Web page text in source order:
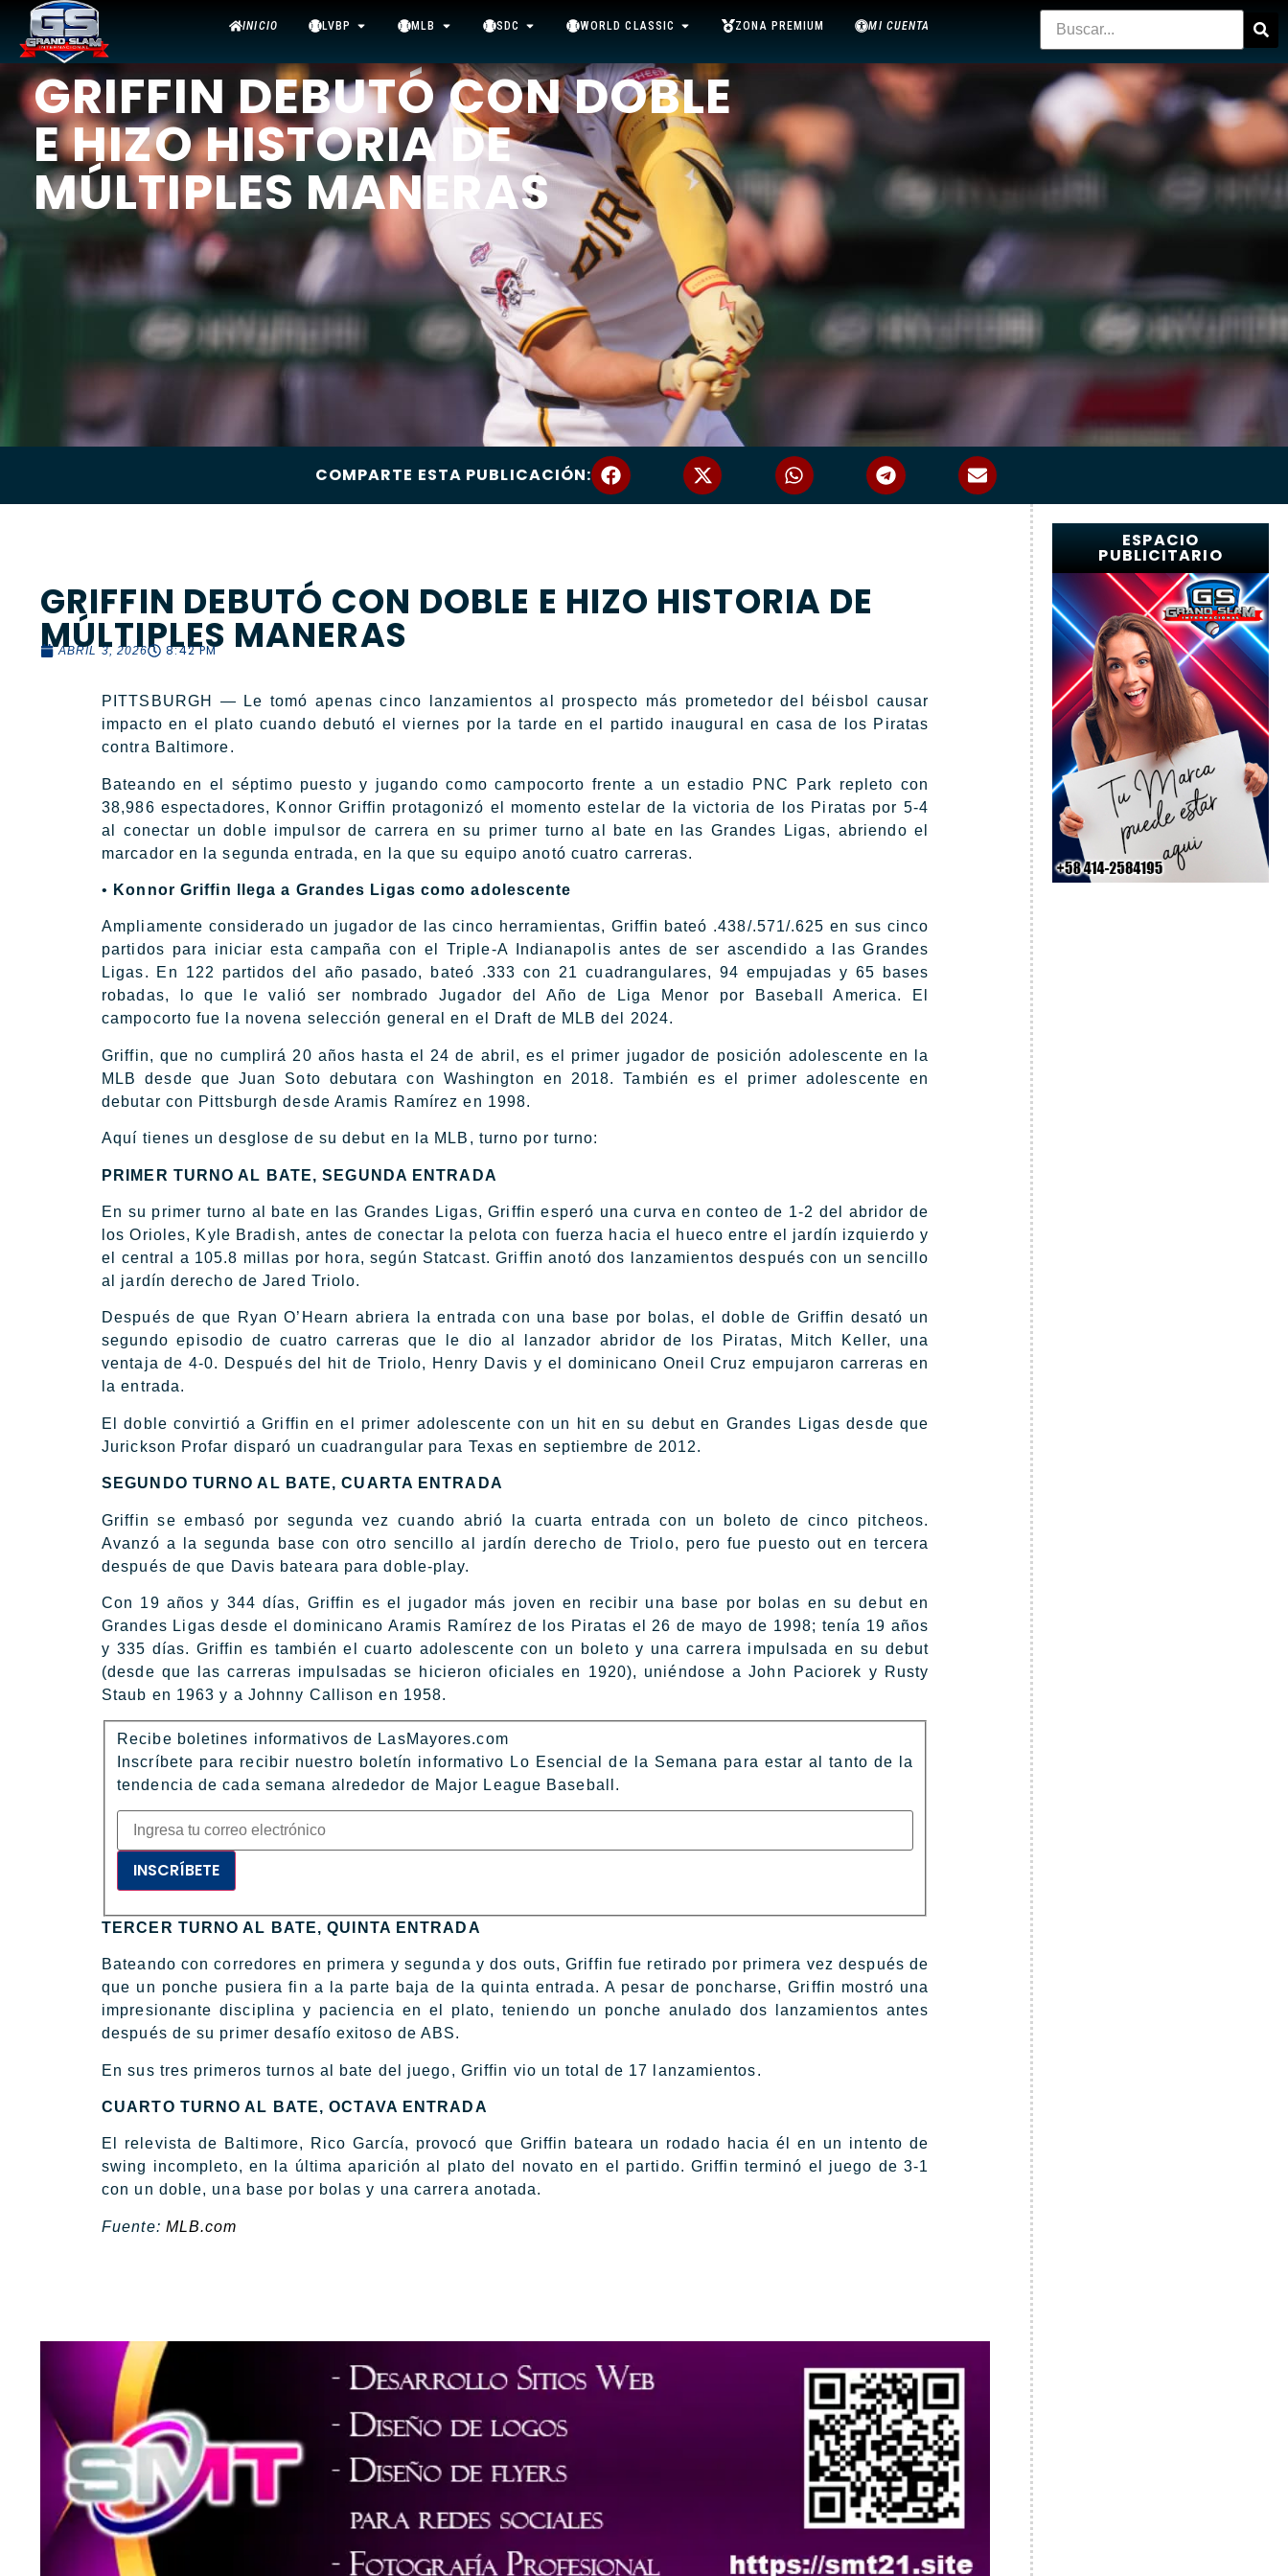
INICIO LVBP MLB SDC WORLD CLASSIC ZONA PREMIUM MI CUENTA
GRIFFIN DEBUTÓ CON DOBLE
E HIZO HISTORIA DE
MÚLTIPLES MANERAS
COMPARTE ESTA PUBLICACIÓN:
GRIFFIN DEBUTÓ CON DOBLE E HIZO HISTORIA DE
MÚLTIPLES MANERAS
ABRIL 3, 2026 8:42 PM
PITTSBURGH — Le tomó apenas cinco lanzamientos al prospecto más prometedor del béisbol causar
impacto en el plato cuando debutó el viernes por la tarde en el partido inaugural en casa de los Piratas
contra Baltimore.
Bateando en el séptimo puesto y jugando como campocorto frente a un estadio PNC Park repleto con
38,986 espectadores, Konnor Griffin protagonizó el momento estelar de la victoria de los Piratas por 5-4
al conectar un doble impulsor de carrera en su primer turno al bate en las Grandes Ligas, abriendo el
marcador en la segunda entrada, en la que su equipo anotó cuatro carreras.
• Konnor Griffin llega a Grandes Ligas como adolescente
Ampliamente considerado un jugador de las cinco herramientas, Griffin bateó .438/.571/.625 en sus cinco
partidos para iniciar esta campaña con el Triple-A Indianapolis antes de ser ascendido a las Grandes
Ligas. En 122 partidos del año pasado, bateó .333 con 21 cuadrangulares, 94 empujadas y 65 bases
robadas, lo que le valió ser nombrado Jugador del Año de Liga Menor por Baseball America. El
campocorto fue la novena selección general en el Draft de MLB del 2024.
Griffin, que no cumplirá 20 años hasta el 24 de abril, es el primer jugador de posición adolescente en la
MLB desde que Juan Soto debutara con Washington en 2018. También es el primer adolescente en
debutar con Pittsburgh desde Aramis Ramírez en 1998.
Aquí tienes un desglose de su debut en la MLB, turno por turno:
PRIMER TURNO AL BATE, SEGUNDA ENTRADA
En su primer turno al bate en las Grandes Ligas, Griffin esperó una curva en conteo de 1-2 del abridor de
los Orioles, Kyle Bradish, antes de conectar la pelota con fuerza hacia el hueco entre el jardín izquierdo y
el central a 105.8 millas por hora, según Statcast. Griffin anotó dos lanzamientos después con un sencillo
al jardín derecho de Jared Triolo.
Después de que Ryan O’Hearn abriera la entrada con una base por bolas, el doble de Griffin desató un
segundo episodio de cuatro carreras que le dio al lanzador abridor de los Piratas, Mitch Keller, una
ventaja de 4-0. Después del hit de Triolo, Henry Davis y el dominicano Oneil Cruz empujaron carreras en
la entrada.
El doble convirtió a Griffin en el primer adolescente con un hit en su debut en Grandes Ligas desde que
Jurickson Profar disparó un cuadrangular para Texas en septiembre de 2012.
SEGUNDO TURNO AL BATE, CUARTA ENTRADA
Griffin se embasó por segunda vez cuando abrió la cuarta entrada con un boleto de cinco pitcheos.
Avanzó a la segunda base con otro sencillo al jardín derecho de Triolo, pero fue puesto out en tercera
después de que Davis bateara para doble-play.
Con 19 años y 344 días, Griffin es el jugador más joven en recibir una base por bolas en su debut en
Grandes Ligas desde el dominicano Aramis Ramírez de los Piratas el 26 de mayo de 1998; tenía 19 años
y 335 días. Griffin es también el cuarto adolescente con un boleto y una carrera impulsada en su debut
(desde que las carreras impulsadas se hicieron oficiales en 1920), uniéndose a John Paciorek y Rusty
Staub en 1963 y a Johnny Callison en 1958.
Recibe boletines informativos de LasMayores.com
Inscríbete para recibir nuestro boletín informativo Lo Esencial de la Semana para estar al tanto de la
tendencia de cada semana alrededor de Major League Baseball.
INSCRÍBETE
TERCER TURNO AL BATE, QUINTA ENTRADA
Bateando con corredores en primera y segunda y dos outs, Griffin fue retirado por primera vez después de
que un ponche pusiera fin a la parte baja de la quinta entrada. A pesar de poncharse, Griffin mostró una
impresionante disciplina y paciencia en el plato, teniendo un ponche anulado dos lanzamientos antes
después de su primer desafío exitoso de ABS.
En sus tres primeros turnos al bate del juego, Griffin vio un total de 17 lanzamientos.
CUARTO TURNO AL BATE, OCTAVA ENTRADA
El relevista de Baltimore, Rico García, provocó que Griffin bateara un rodado hacia él en un intento de
swing incompleto, en la última aparición al plato del novato en el partido. Griffin terminó el juego de 3-1
con un doble, una base por bolas y una carrera anotada.
Fuente: MLB.com
ESPACIO
PUBLICITARIO